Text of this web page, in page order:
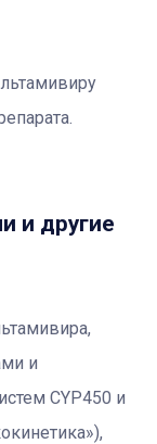
и другие
и
CYP450 и